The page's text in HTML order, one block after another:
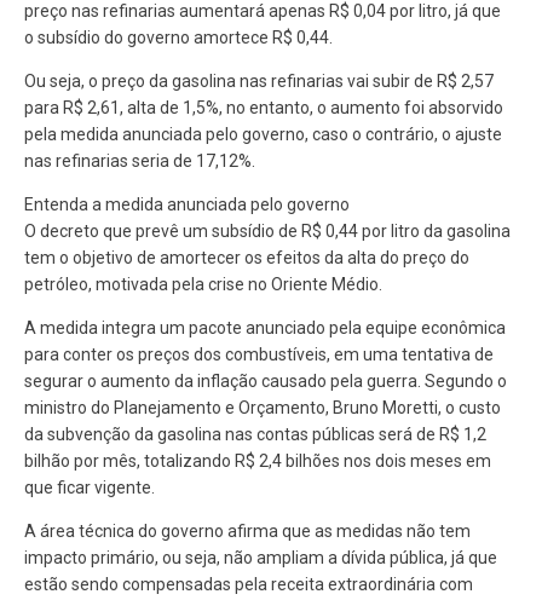
preço nas refinarias aumentará apenas R$ 0,04 por litro, já que
o subsídio do governo amortece R$ 0,44.
Ou seja, o preço da gasolina nas refinarias vai subir de R$ 2,57
para R$ 2,61, alta de 1,5%, no entanto, o aumento foi absorvido
pela medida anunciada pelo governo, caso o contrário, o ajuste
nas refinarias seria de 17,12%.
Entenda a medida anunciada pelo governo
O decreto que prevê um subsídio de R$ 0,44 por litro da gasolina
tem o objetivo de amortecer os efeitos da alta do preço do
petróleo, motivada pela crise no Oriente Médio.
A medida integra um pacote anunciado pela equipe econômica
para conter os preços dos combustíveis, em uma tentativa de
segurar o aumento da inflação causado pela guerra. Segundo o
ministro do Planejamento e Orçamento, Bruno Moretti, o custo
da subvenção da gasolina nas contas públicas será de R$ 1,2
bilhão por mês, totalizando R$ 2,4 bilhões nos dois meses em
que ficar vigente.
A área técnica do governo afirma que as medidas não tem
impacto primário, ou seja, não ampliam a dívida pública, já que
estão sendo compensadas pela receita extraordinária com